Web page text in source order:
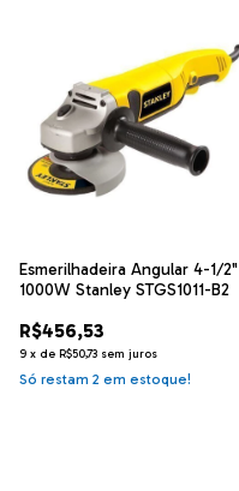
Esmerilhadeira Angular 4-1/2"
1000W Stanley STGS1011-B2
R$456,53
9 x de R$50,73 sem juros
Só restam 2 em estoque!